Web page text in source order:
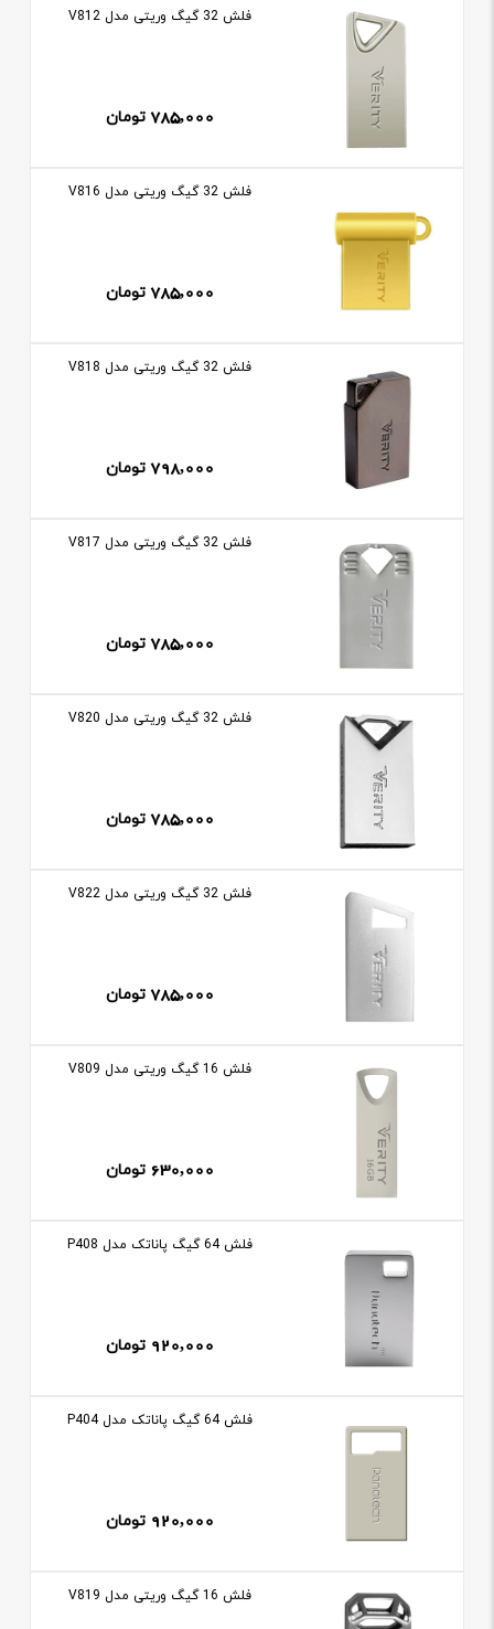
فلش 32 گيگ وريتی مدل V812
785,000 تومان
فلش 32 گيگ وريتی مدل V816
785,000 تومان
فلش 32 گيگ وريتی مدل V818
798,000 تومان
فلش 32 گيگ وريتی مدل V817
785,000 تومان
فلش 32 گيگ وريتی مدل V820
785,000 تومان
فلش 32 گيگ وريتی مدل V822
785,000 تومان
فلش 16 گيگ وريتی مدل V809
630,000 تومان
فلش 64 گيگ پاناتک مدل P408
920,000 تومان
فلش 64 گيگ پاناتک مدل P404
920,000 تومان
فلش 16 گيگ وريتی مدل V819